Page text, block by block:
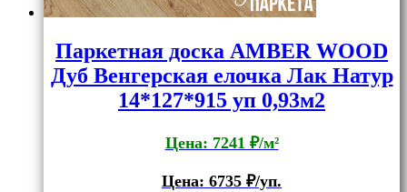
Паркетная доска AMBER WOOD
Дуб Венгерская елочка Лак Натур
14*127*915 уп 0,93м2
Цена: 7241 ₽/м²
Цена: 6735 ₽/уп.